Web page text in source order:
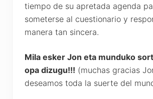
tiempo de su apretada agenda
someterse al cuestionario y
manera tan sincera.
Mila esker Jon eta munduko
opa dizugu!!! (muchas gracias
deseamos toda la suerte del